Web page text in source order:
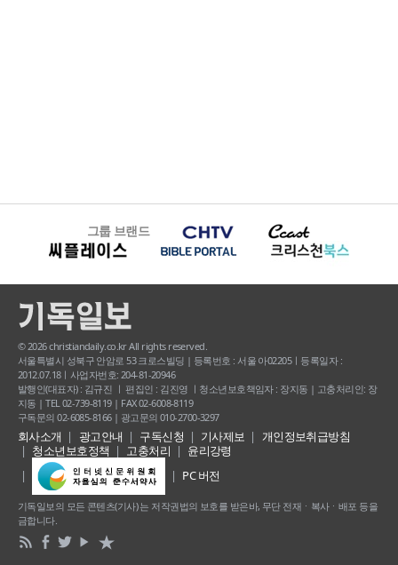
그룹 브랜드
© 2026 christiandaily.co.kr All rights reserved.
서울특별시 성북구 안암로 53 크로스빌딩 | 등록번호 : 서울 아02205ㅣ등록일자 :
2012.07.18ㅣ사업자번호: 204-81-20946
발행인(대표자) : 김규진 ㅣ 편집인 : 김진영 ㅣ청소년보호책임자 : 장지동 | 고충처리인: 장
지동 | TEL 02-739-8119 | FAX 02-6008-8119
구독문의 02-6085-8166 | 광고문의 010-2700-3297
회사소개 광고안내 구독신청 기사제보
개인정보취급방침
청소년보호정책
고충처리
윤리강령
PC 버전
기독일보의 모든 콘텐츠(기사) 는 저작권법의 보호를 받은바, 무단 전재ㆍ복사ㆍ배포 등을
금합니다.